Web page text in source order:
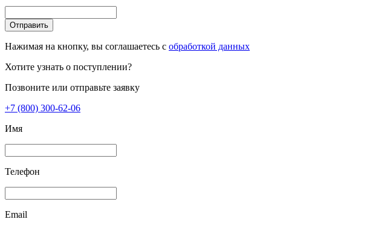
Отправить
Нажимая на кнопку, вы соглашаетесь с обработкой данных
Хотите узнать о поступлении?
Позвоните или отправьте заявку
+7 (800) 300-62-06
Имя
Телефон
Email